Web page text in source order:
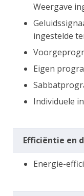
Weergave
ingestelde
Eigen
Individuele
Efficiëntie en
Energie-